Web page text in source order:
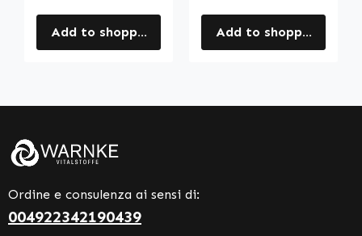
Add to shopping cart Add to shopping cart
Ordine e consulenza ai sensi di:
004922342190439